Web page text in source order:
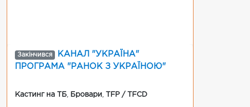
Закінчився
КАНАЛ "УКРАЇНА"
ПРОГРАМА "РАНОК З УКРАЇНОЮ"
Кастинг на ТБ Бровари TFP / TFCD